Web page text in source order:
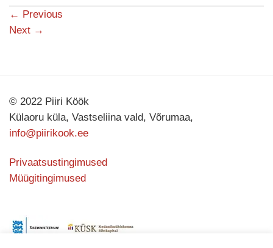
← Previous
Next →
© 2022 Piiri Köök
Külaoru küla, Vastseliina vald, Võrumaa,
info@piirikook.ee
Privaatsustingimused
Müügitingimused